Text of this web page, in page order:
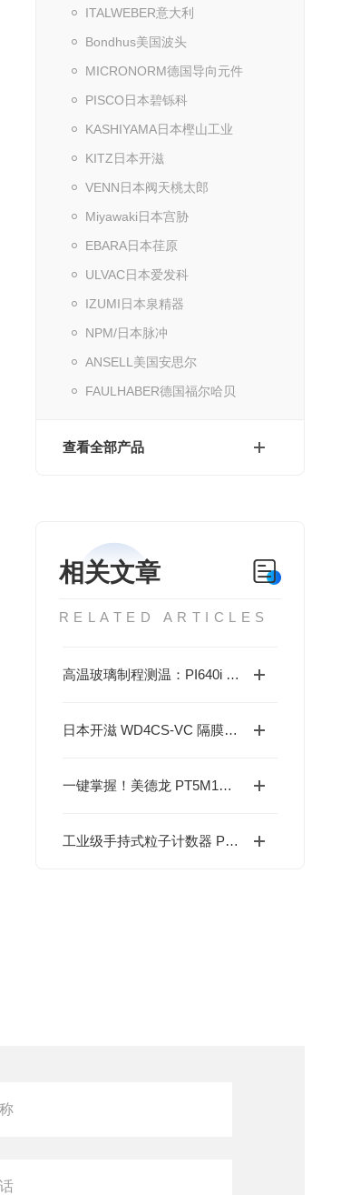
ITALWEBER意大利
Bondhus美国波头
MICRONORM德国导向元件
PISCO日本碧铄科
KASHIYAMA日本樫山工业
KITZ日本开滋
VENN日本阀天桃太郎
Miyawaki日本宫胁
EBARA日本荏原
ULVAC日本爱发科
IZUMI日本泉精器
NPM/日本脉冲
ANSELL美国安思尔
FAULHABER德国福尔哈贝
查看全部产品
相关文章
RELATED ARTICLES
高温玻璃制程测温：PI640i G7 90°x64° 选购与应用指南
日本开滋 WD4CS-VC 隔膜阀工作原理与密封机制说明
一键掌握！美德龙 PT5M1CB 触摸式开关使用教程
工业级手持式粒子计数器 PMD 371 保养与故障处理